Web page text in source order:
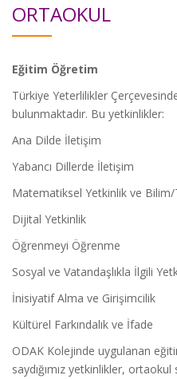
ORTAOKUL
Eğitim Öğretim
Türkiye Yeterlilikler
bulunmaktadır. Bu yetkinlikler:
Ana Dilde İletişim
Yabancı Dillerde İletişim
Matematiksel Yetkinlik ve
Dijital Yetkinlik
Öğrenmeyi Öğrenme
Sosyal ve Vatandaşlıkla İlgili
İnisiyatif Alma ve Girişimcilik
Kültürel Farkındalık ve İfade
ODAK Kolejinde uygulanan
saydığımız yetkinlikler, ortaokul